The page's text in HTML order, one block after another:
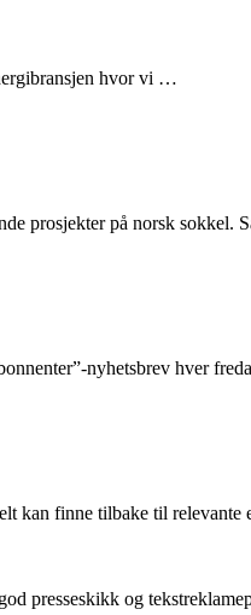
hvor vi …
prosjekter på norsk sokkel.
nyhetsbrev hver
kan finne tilbake til relevante
presseskikk og